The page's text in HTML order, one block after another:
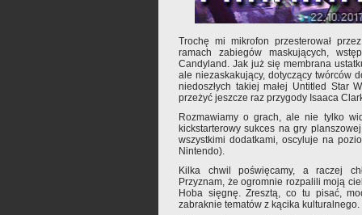
Trochę mi mikrofon przesterował
ramach zabiegów maskujących,
Candyland. Jak już się membrana
ale niezaskakujący, dotyczący twórców
niedoszłych takiej małej Untitled Star
przeżyć jeszcze raz przygody Isaaca
Rozmawiamy o grach, ale nie tylko
kickstarterowy sukces na gry
wszystkimi dodatkami, oscyluje na
Nintendo).
Kilka chwil poświęcamy, a raczej
Przyznam, że ogromnie rozpalili moją
Hoba sięgnę. Zresztą, co tu pisać,
zabraknie tematów z kącika kulturalnego.